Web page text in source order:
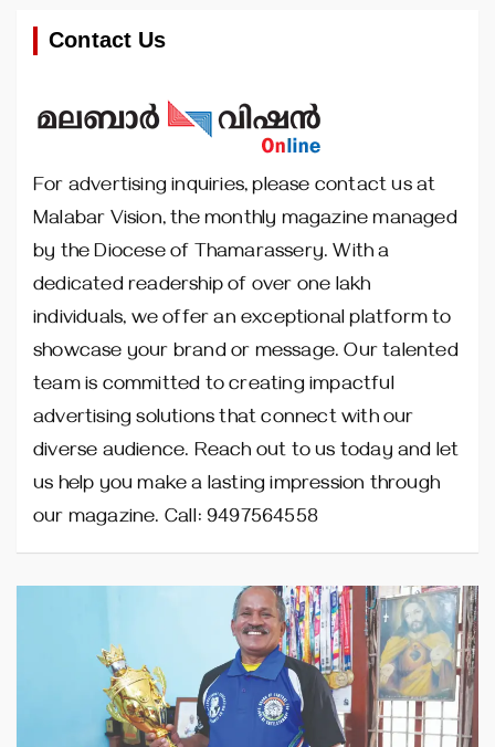
Contact Us
For advertising inquiries, please contact us at
Malabar Vision, the monthly magazine managed
by the Diocese of Thamarassery. With a
dedicated readership of over one lakh
individuals, we offer an exceptional platform to
showcase your brand or message. Our talented
team is committed to creating impactful
advertising solutions that connect with our
diverse audience. Reach out to us today and let
us help you make a lasting impression through
our magazine. Call: 9497564558